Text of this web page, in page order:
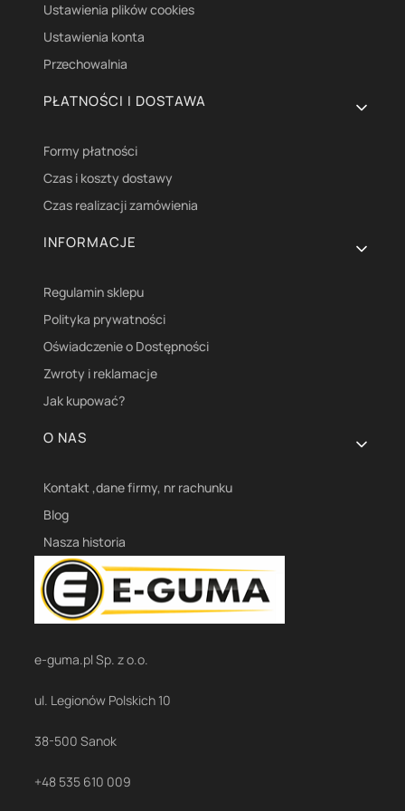
Ustawienia plików cookies
Ustawienia konta
Przechowalnia
PŁATNOŚCI I DOSTAWA
Formy płatności
Czas i koszty dostawy
Czas realizacji zamówienia
INFORMACJE
Regulamin sklepu
Polityka prywatności
Oświadczenie o Dostępności
Zwroty i reklamacje
Jak kupować?
O NAS
Kontakt ,dane firmy, nr rachunku
Blog
Nasza historia
e-guma.pl Sp. z o.o.
ul. Legionów Polskich 10
38-500 Sanok
+48 535 610 009